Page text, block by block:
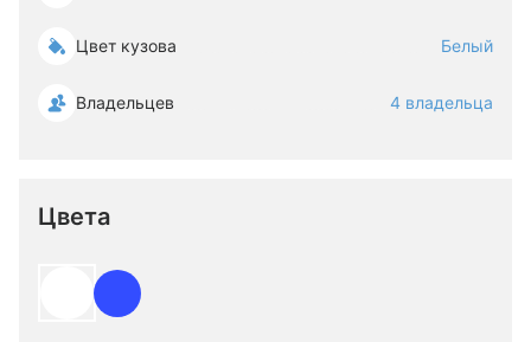
Цвет кузова Белый
Владельцев 4 владельца
Цвета